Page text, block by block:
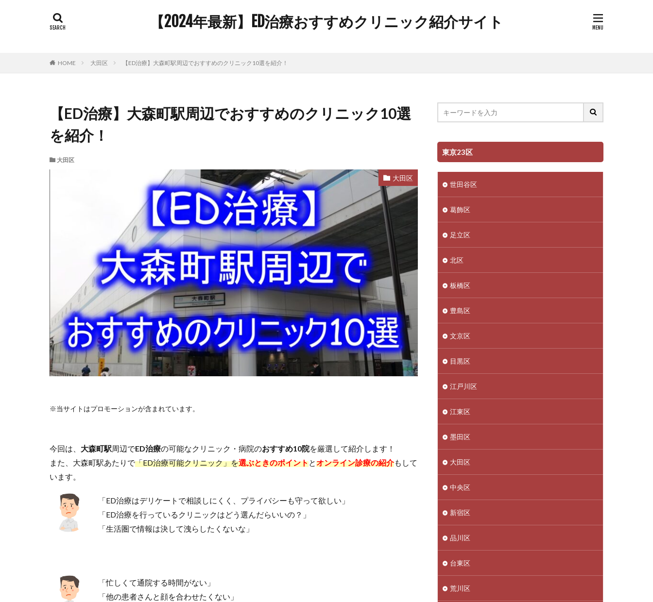
【2024年最新】ED治療おすすめクリニック紹介サイト
HOME 大田区 【ED治療】大森町駅周辺でおすすめのクリニック10選を紹介！
【ED治療】大森町駅周辺でおすすめのクリニック10選
を紹介！
大田区
大田区
※当サイトはプロモーションが含まれています。
今回は、 大森町駅周辺でED治療の可能なクリニック・病院のおすすめ10院を厳選して紹介します！
また、大森町駅あたりで「ED治療可能クリニック」を選ぶときのポイントとオンライン診療の紹介もして
います。
「ED治療はデリケートで相談しにくく、プライバシーも守って欲しい」
「ED治療を行っているクリニックはどう選んだらいいの？」
「生活圏で情報は決して洩らしたくないな」
「忙しくて通院する時間がない」
「他の患者さんと顔を合わせたくない」
東京23区
世田谷区
葛飾区
足立区
北区
板橋区
豊島区
文京区
目黒区
江戸川区
江東区
墨田区
大田区
中央区
新宿区
品川区
台東区
荒川区